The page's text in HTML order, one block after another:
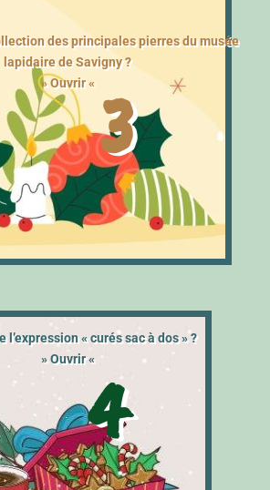
3
des principales pierres du musée
lapidaire de Savigny ?
» Ouvrir «
4
l’expression « curés sac à dos » ?
» Ouvrir «